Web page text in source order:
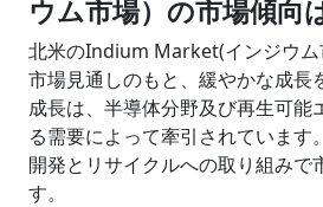
ウム市場）の市場傾向
北米のIndium Market(インジウム
市場見通しのもと、緩やかな成長
成長は、半導体分野及び再生可能
る需要によって牽引されています
開発とリサイクルへの取り組みで
す。